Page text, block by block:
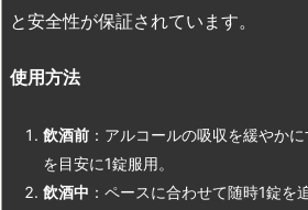
と安全性が保証されています。
使用方法
飲酒前 ：アルコールの吸収を緩やか
を目安に1錠服用。
飲酒中 ：ペースに合わせて随時1錠を